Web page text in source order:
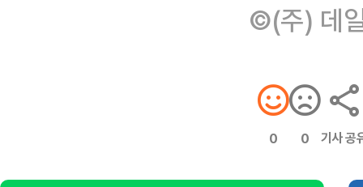
©(주) 데
0 0 기사 공